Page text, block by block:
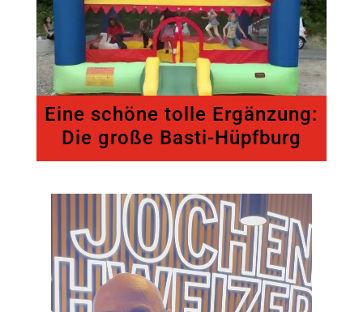
Eine schöne tolle Ergänzung:
Die große Basti-Hüpfburg